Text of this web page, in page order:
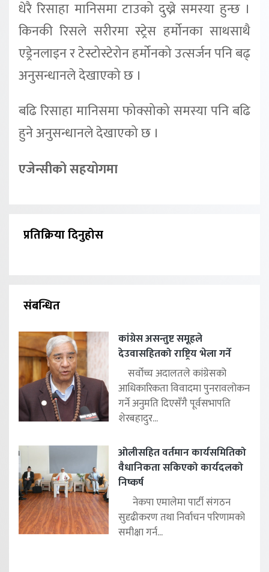
धेरै रिसाहा मानिसमा टाउको दुख्ने समस्या हुन्छ ।
किनकी रिसले सरीरमा स्ट्रेस हर्मोनका साथसाथै
एड्रेनलाइन र टेस्टोस्टेरोन हर्मोनको उत्सर्जन पनि बढ्
अनुसन्धानले देखाएको छ ।
बढि रिसाहा मानिसमा फोक्सोको समस्या पनि बढि
हुने अनुसन्धानले देखाएको छ ।
एजेन्सीको सहयोगमा
प्रतिक्रिया दिनुहोस
संबन्धित
कांग्रेस असन्तुष्ट समूहले
देउवासहितको राष्ट्रिय भेला गर्ने
सर्वोच्च अदालतले कांग्रेसको
आधिकारिकता विवादमा पुनरावलोकन
गर्ने अनुमति दिएसँगै पूर्वसभापति
शेरबहादुर...
ओलीसहित वर्तमान कार्यसमितिको
वैधानिकता सकिएको कार्यदलको
निष्कर्ष
नेकपा एमालेमा पार्टी संगठन
सुदृढीकरण तथा निर्वाचन परिणामको
समीक्षा गर्न...